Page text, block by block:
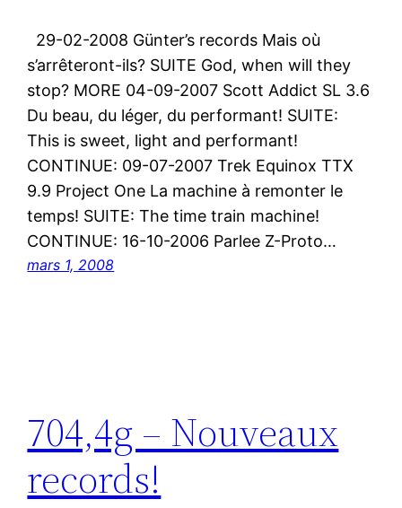
29-02-2008 Günter’s records Mais où
s’arrêteront-ils? SUITE God, when will they
stop? MORE 04-09-2007 Scott Addict SL 3.6
Du beau, du léger, du performant! SUITE:
This is sweet, light and performant!
CONTINUE: 09-07-2007 Trek Equinox TTX
9.9 Project One La machine à remonter le
temps! SUITE: The time train machine!
CONTINUE: 16-10-2006 Parlee Z-Proto…
mars 1, 2008
704,4g – Nouveaux
records!